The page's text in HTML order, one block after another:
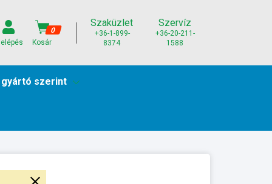
0
Kosár
Szaküzlet
+36-1-899-
8374
Szervíz
+36-20-211-
1588
szerint